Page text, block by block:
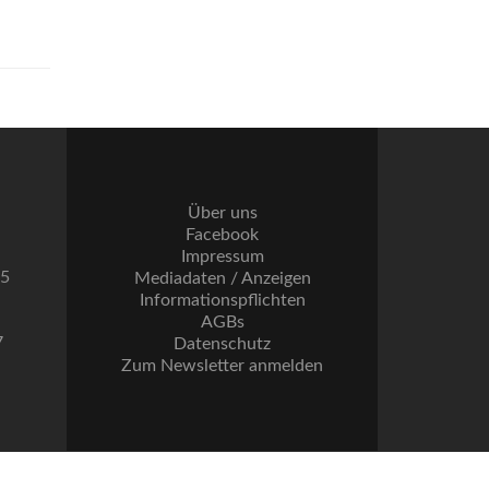
Über uns
Facebook
Impressum
Mediadaten / Anzeigen
Informationspflichten
AGBs
Datenschutz
Zum Newsletter anmelden